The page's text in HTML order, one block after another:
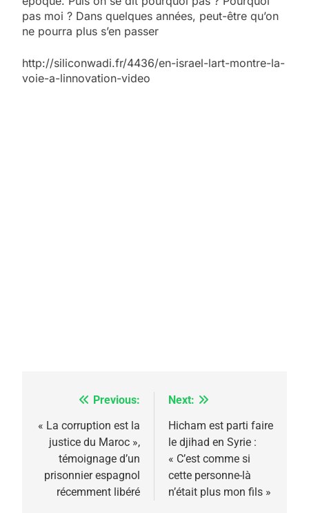
pas moi ? Dans quelques années, peut-être qu’on
ne pourra plus s’en passer
http://siliconwadi.fr/4436/en-israel-lart-montre-la-
voie-a-linnovation-video
Navigation
de
l’article
Previous:
« La corruption est la
justice du Maroc »,
témoignage d’un
prisonnier espagnol
récemment libéré
Next:
Hicham est parti faire
le djihad en Syrie :
« C’est comme si
cette personne-là
n’était plus mon fils »